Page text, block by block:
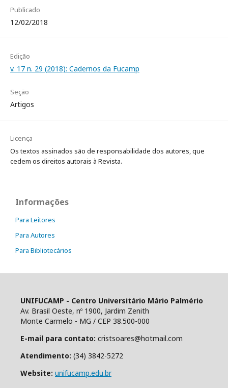
Publicado
12/02/2018
Edição
v. 17 n. 29 (2018): Cadernos da Fucamp
Seção
Artigos
Licença
Os textos assinados são de responsabilidade dos autores, que
cedem os direitos autorais à Revista.
Informações
Para Leitores
Para Autores
Para Bibliotecários
UNIFUCAMP - Centro Universitário Mário Palmério
Av. Brasil Oeste, nº 1900, Jardim Zenith
Monte Carmelo - MG / CEP 38.500-000
E-mail para contato: cristsoares@hotmail.com
Atendimento: (34) 3842-5272
Website: unifucamp.edu.br